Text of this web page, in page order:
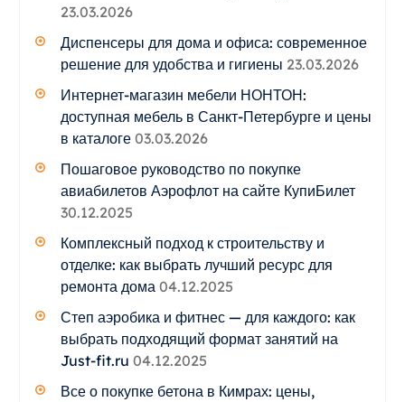
23.03.2026
Диспенсеры для дома и офиса: современное
решение для удобства и гигиены 23.03.2026
Интернет-магазин мебели НОНТОН:
доступная мебель в Санкт-Петербурге и цены
в каталоге 03.03.2026
Пошаговое руководство по покупке
авиабилетов Аэрофлот на сайте КупиБилет
30.12.2025
Комплексный подход к строительству и
отделке: как выбрать лучший ресурс для
ремонта дома 04.12.2025
Степ аэробика и фитнес — для каждого: как
выбрать подходящий формат занятий на
Just-fit.ru 04.12.2025
Все о покупке бетона в Кимрах: цены,